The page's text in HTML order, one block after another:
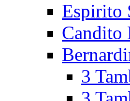
Espirito
Candito
3